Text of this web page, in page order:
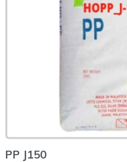
PP J150